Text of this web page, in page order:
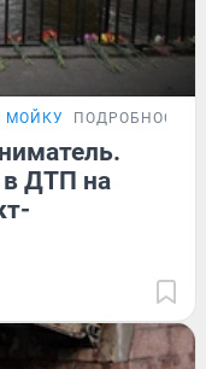
МОЙКУ ПОДРОБНОСТИ
в ДТП на